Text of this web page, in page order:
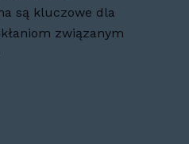
są kluczowe dla
związanym